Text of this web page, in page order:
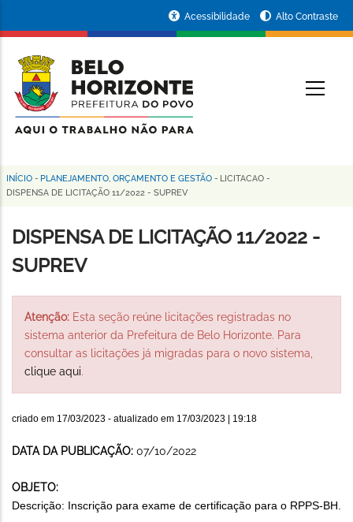
conteúdo
principal
da
Prefeitura
de
Horizonte
Acessibilidade Alto Contraste
Trilha
navegação
INÍCIO - PLANEJAMENTO, ORÇAMENTO E GESTÃO - LICITACAO -
DISPENSA DE LICITAÇÃO 11/2022 - SUPREV
DISPENSA DE LICITAÇÃO 11/2022 -
SUPREV
Atenção: Esta seção reúne licitações registradas no
sistema anterior da Prefeitura de Belo Horizonte. Para
consultar as licitações já migradas para o novo sistema,
clique aqui.
criado em 17/03/2023 - atualizado em 17/03/2023 | 19:18
DATA DA PUBLICAÇÃO: 07/10/2022
OBJETO:
Descrição: Inscrição para exame de certificação para o RPPS-BH.